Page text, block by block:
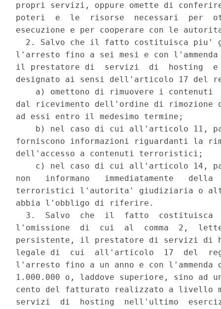
propri servizi, oppure omette di
poteri  e  le  risorse  necessari  per
esecuzione e per cooperare con le
2. Salvo che il fatto costituisca piu'
l'arresto fino a sei mesi e con l'ammenda
il prestatore di  servizi  di  hosting  e
designato ai sensi dell'articolo 17 del
a) omettono di rimuovere i contenuti
dal ricevimento dell'ordine di
ad essi entro il medesimo termine;
b) nel caso di cui all'articolo 11,
forniscono informazioni riguardanti la
dell'accesso a contenuti terroristici;
c) nel caso di cui all'articolo 14,
non   informano   immediatamente
terroristici l'autorita' giudiziaria o
abbia l'obbligo di riferire.
3.  Salvo  che  il  fatto  costituisca
l'omissione  di  cui  al  comma  2,
persistente, il prestatore di servizi di
legale di  cui  all'articolo  17  del
l'arresto fino a un anno e con l'ammenda
1.000.000 o, laddove superiore, sino
cento del fatturato realizzato a livello
servizi  di  hosting  nell'ultimo